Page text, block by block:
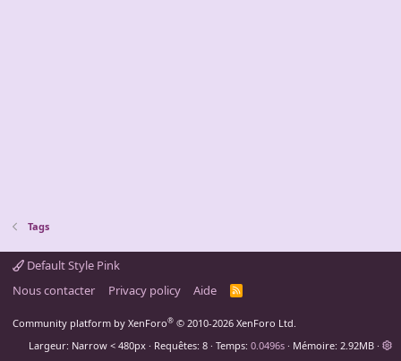
Tags
Default Style Pink
Nous contacter
Privacy policy Aide
R
Community platform by XenForo® © 2010-2026 XenForo Ltd.
Largeur
Requêtes 8 Temps 0.0496s Mémoire 2.92MB